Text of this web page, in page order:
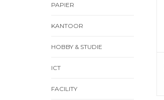
PAPIER
KANTOOR
HOBBY & STUDIE
ICT
FACILITY